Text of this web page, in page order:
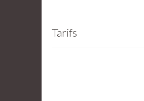
Tarifs